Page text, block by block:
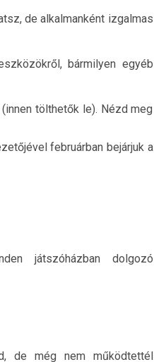
de alkalmanként izgalmas
bármilyen egyéb
tölthetők le). Nézd meg
februárban bejárjuk a
játszóházban dolgozó
de még nem működtettél